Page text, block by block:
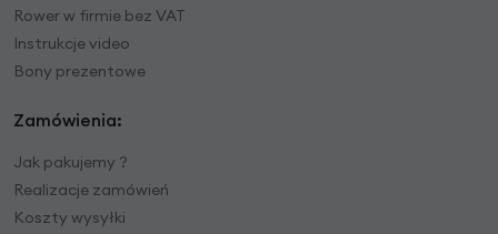
Rower w firmie bez VAT
Instrukcje video
Bony prezentowe
Zamówienia:
Jak pakujemy ?
Realizacje zamówień
Koszty wysyłki